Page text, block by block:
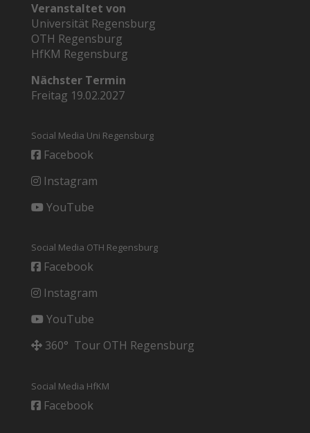
Veranstaltet von
Universität Regensburg
OTH Regensburg
HfKM Regensburg
Nächster Termin
Freitag 19.02.2027
Social Media Uni Regensburg
Facebook
Instagram
YouTube
Social Media OTH Regensburg
Facebook
Instagram
YouTube
360° Tour OTH Regensburg
Social Media HfKM
Facebook